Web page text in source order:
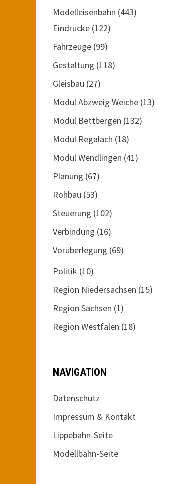
Modelleisenbahn (443)
Eindrücke (122)
Fahrzeuge (99)
Gestaltung (118)
Gleisbau (27)
Modul Abzweig Weiche (13)
Modul Bettbergen (132)
Modul Regalach (18)
Modul Wendlingen (41)
Planung (67)
Rohbau (53)
Steuerung (102)
Verbindung (16)
Vorüberlegung (69)
Politik (10)
Region Niedersachsen (15)
Region Sachsen (1)
Region Westfalen (18)
NAVIGATION
Datenschutz
Impressum & Kontakt
Lippebahn-Seite
Modellbahn-Seite